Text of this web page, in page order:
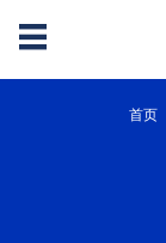
首页